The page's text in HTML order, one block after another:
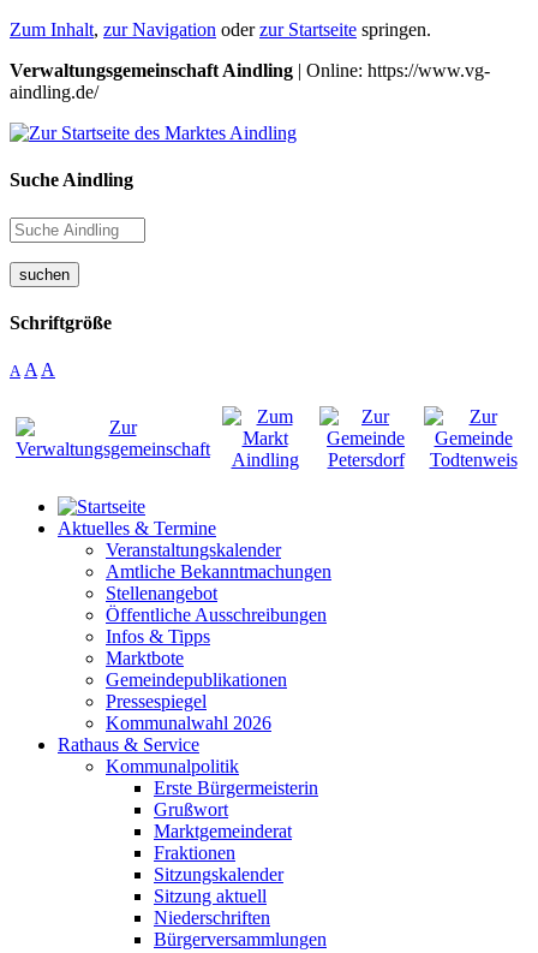
Zum Inhalt, zur Navigation oderzur Startseite springen.
Verwaltungsgemeinschaft Aindling | Online: https://www.vg-
aindling.de/
Suche Aindling
suchen
Schriftgröße
A A A
Aktuelles & Termine
Veranstaltungskalender
Amtliche Bekanntmachungen
Stellenangebot
Öffentliche Ausschreibungen
Infos & Tipps
Marktbote
Gemeindepublikationen
Pressespiegel
Kommunalwahl 2026
Rathaus & Service
Kommunalpolitik
Erste Bürgermeisterin
Grußwort
Marktgemeinderat
Fraktionen
Sitzungskalender
Sitzung aktuell
Niederschriften
Bürgerversammlungen